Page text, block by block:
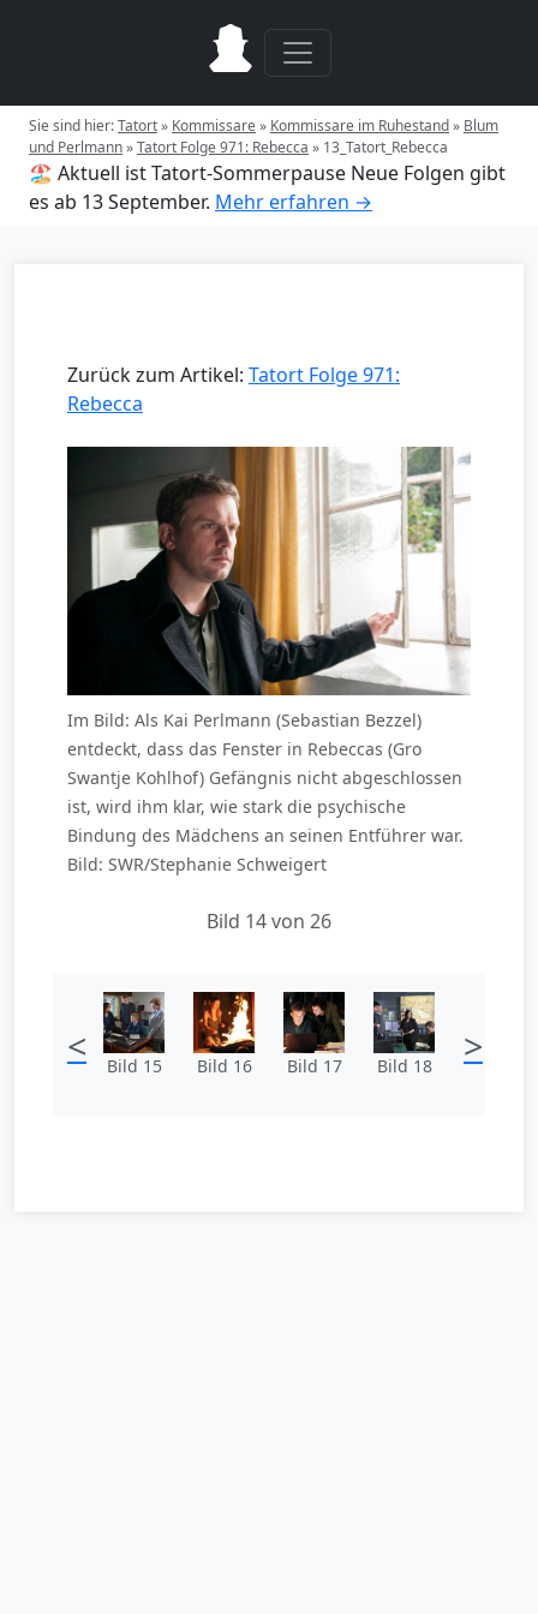
Sie sind hier:Tatort» Kommissare» Kommissare im Ruhestand» Blum
und Perlmann»Tatort Folge 971: Rebecca » 13_Tatort_Rebecca
🏖️ Aktuell ist Tatort-Sommerpause Neue Folgen gibt
es ab 13 September. Mehr erfahren →
Zurück zum Artikel: Tatort Folge 971:
Rebecca
Im Bild: Als Kai Perlmann (Sebastian Bezzel)
entdeckt, dass das Fenster in Rebeccas (Gro
Swantje Kohlhof) Gefängnis nicht abgeschlossen
ist, wird ihm klar, wie stark die psychische
Bindung des Mädchens an seinen Entführer war.
Bild: SWR/Stephanie Schweigert
Bild 14 von 26
< Bild 15 Bild 16 Bild 17 Bild 18 >